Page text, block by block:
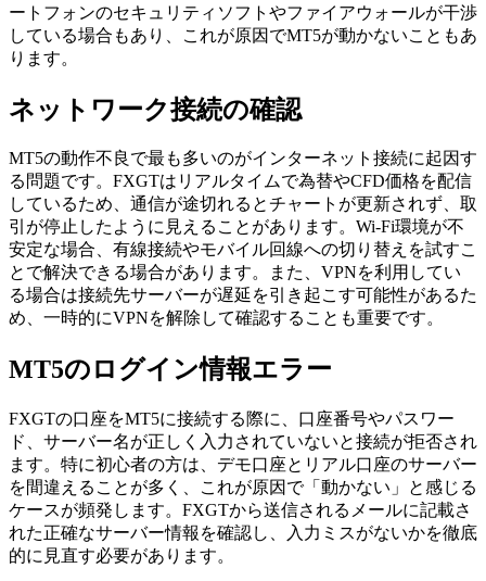
ートフォンのセキュリティソフトやファイアウォールが干渉
している場合もあり、これが原因でMT5が動かないこともあ
ります。
ネットワーク接続の確認
MT5の動作不良で最も多いのがインターネット接続に起因す
る問題です。FXGTはリアルタイムで為替やCFD価格を配信
しているため、通信が途切れるとチャートが更新されず、取
引が停止したように見えることがあります。Wi-Fi環境が不
安定な場合、有線接続やモバイル回線への切り替えを試すこ
とで解決できる場合があります。また、VPNを利用してい
る場合は接続先サーバーが遅延を引き起こす可能性があるた
め、一時的にVPNを解除して確認することも重要です。
MT5のログイン情報エラー
FXGTの口座をMT5に接続する際に、口座番号やパスワー
ド、サーバー名が正しく入力されていないと接続が拒否され
ます。特に初心者の方は、デモ口座とリアル口座のサーバー
を間違えることが多く、これが原因で「動かない」と感じる
ケースが頻発します。FXGTから送信されるメールに記載さ
れた正確なサーバー情報を確認し、入力ミスがないかを徹底
的に見直す必要があります。